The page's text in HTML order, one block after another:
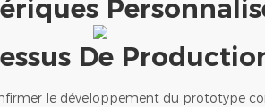
De
le développement du prototype